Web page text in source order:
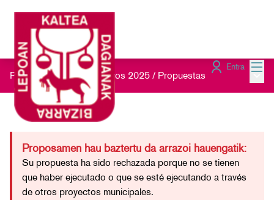
Entra
Presupuestos Participativos 2025 / Propuestas
Proposamen hau baztertu da arrazoi hauengatik:
Su propuesta ha sido rechazada porque no se tienen
que haber ejecutado o que se esté ejecutando a través
de otros proyectos municipales.